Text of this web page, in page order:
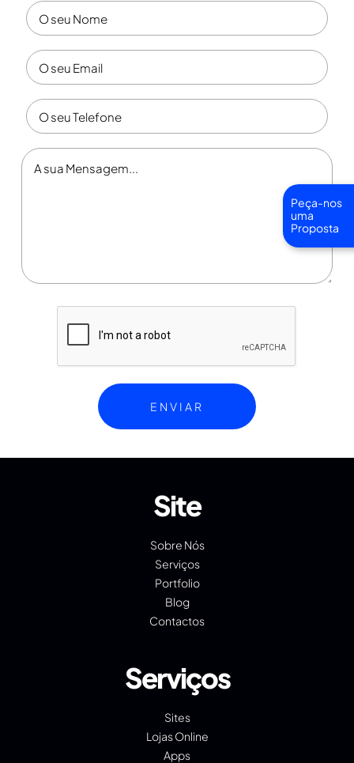
Site
Sobre Nós
Serviços
Portfolio
Blog
Contactos
Serviços
Sites
Lojas Online
Apps
Peça-nos
uma
Proposta